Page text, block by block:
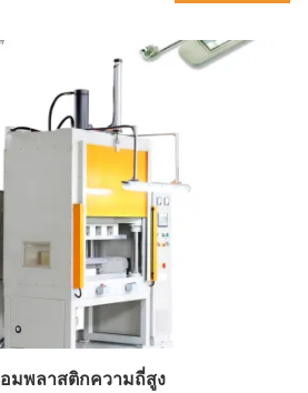
มพลาสติกความถี่สูง